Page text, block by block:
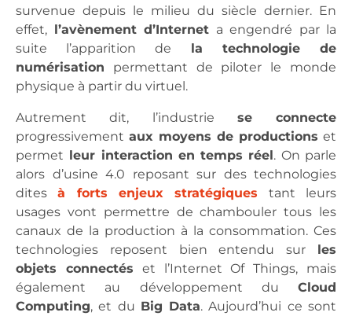
survenue depuis le milieu du siècle dernier. En
effet, l’avènement d’Internet a engendré par la
suite l’apparition de la technologie de
numérisation permettant de piloter le monde
physique à partir du virtuel.
Autrement dit, l’industrie se connecte
progressivement aux moyens de productions et
permet leur interaction en temps réel. On parle
alors d’usine 4.0 reposant sur des technologies
ditesà forts enjeux stratégiques tant leurs
usages vont permettre de chambouler tous les
canaux de la production à la consommation. Ces
technologies reposent bien entendu sur les
objets connectés et l’Internet Of Things, mais
également au développement du Cloud
Computing, et du Big Data. Aujourd’hui ce sont